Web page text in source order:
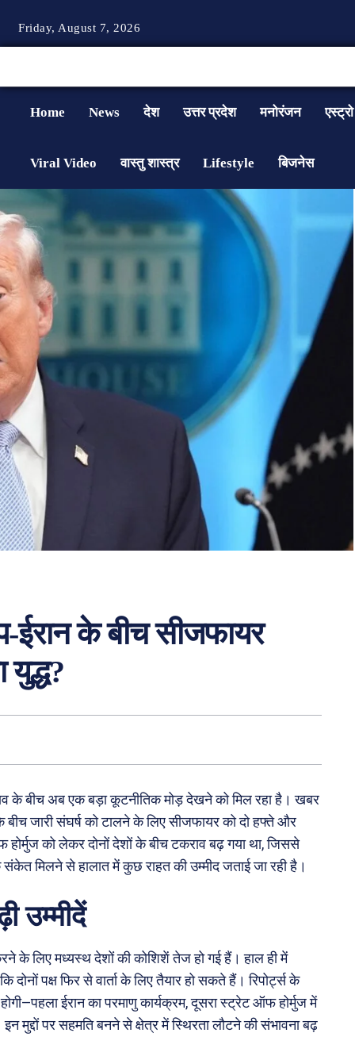
Friday, August 7, 2026
Home News देश उत्तर प्रदेश मनोरंजन एस्ट्रो
Viral Video वास्तु शास्त्र Lifestyle बिजनेस
ईरान के बीच सीजफायर
युद्ध?
के बीच अब एक बड़ा कूटनीतिक मोड़ देखने को मिल रहा है। खबर
जारी संघर्ष को टालने के लिए सीजफायर को दो हफ्ते और
को लेकर दोनों देशों के बीच टकराव बढ़ गया था, जिससे
मिलने से हालात में कुछ राहत की उम्मीद जताई जा रही है।
उम्मीदें
के लिए मध्यस्थ देशों की कोशिशें तेज हो गई हैं। हाल ही में
पक्ष फिर से वार्ता के लिए तैयार हो सकते हैं। रिपोर्ट्स के
ईरान का परमाणु कार्यक्रम, दूसरा स्ट्रेट ऑफ होर्मुज में
मुद्दों पर सहमति बनने से क्षेत्र में स्थिरता लौटने की संभावना बढ़